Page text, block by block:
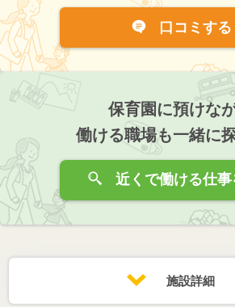
口コミする
保育園に預けな
働ける職場も一緒に
近くで働ける仕事
施設詳細